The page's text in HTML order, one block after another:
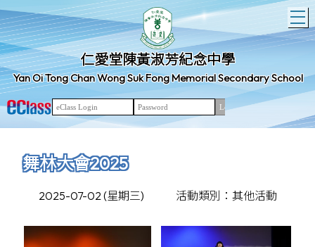
仁愛堂陳黃淑芳紀念中學
Yan Oi Tong Chan Wong Suk Fong Memorial Secondary School
舞林大會2025
2025-07-02 (星期三) 活動類別：其他活動